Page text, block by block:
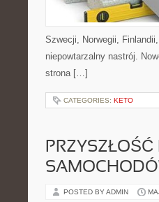
Szwecji, Norwegii,
niepowtarzalny nastrój.
strona […]
CATEGORIES: KETO
POSTED BY ADMIN